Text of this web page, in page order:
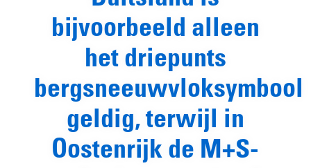
bijvoorbeeld alleen
het driepunts
bergsneeuwvloksymbool
geldig, terwijl in
Oostenrijk de M+S-